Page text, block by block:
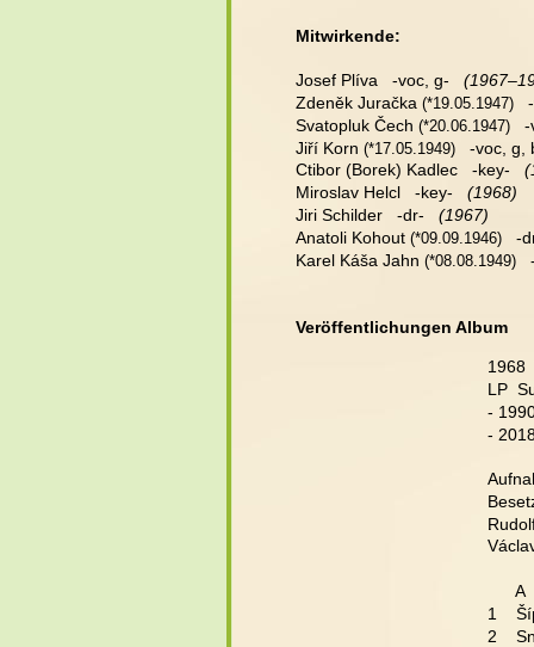
.
Mitwirkende:
Josef Plíva   -voc, g-
Zdeněk Juračka (*19.05.1947)
Svatopluk Čech (*20.06.1947)
Jiří Korn (*17.05.1949)
-voc, g,
Ctibor (Borek) Kadlec   -key-
Miroslav Helcl   -key-
(1968)
Jiri Schilder   -dr-
(1967)
Anatoli Kohout (*09.09.1946)
-
Karel Káša Jahn (*08.08.1949)
Veröffentlichungen Album
1968
LP
-
-
      A
1
2